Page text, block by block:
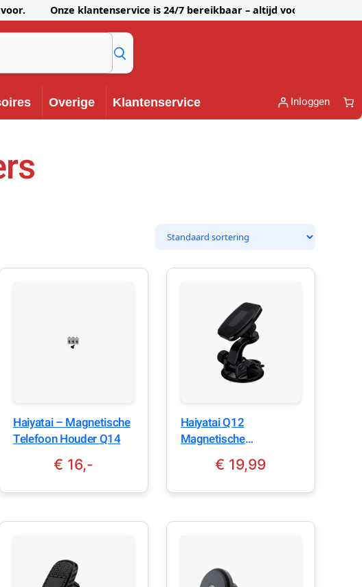
Onze klantenservice is 24/7 bereikbaar – altijd voor je klaar!
Overige Klantenservice Inloggen
Haiyatai – Magnetische
Telefoon Houder Q14
€ 16,-
Haiyatai Q12
Magnetische
Telefoonhouder Auto
€ 19,99